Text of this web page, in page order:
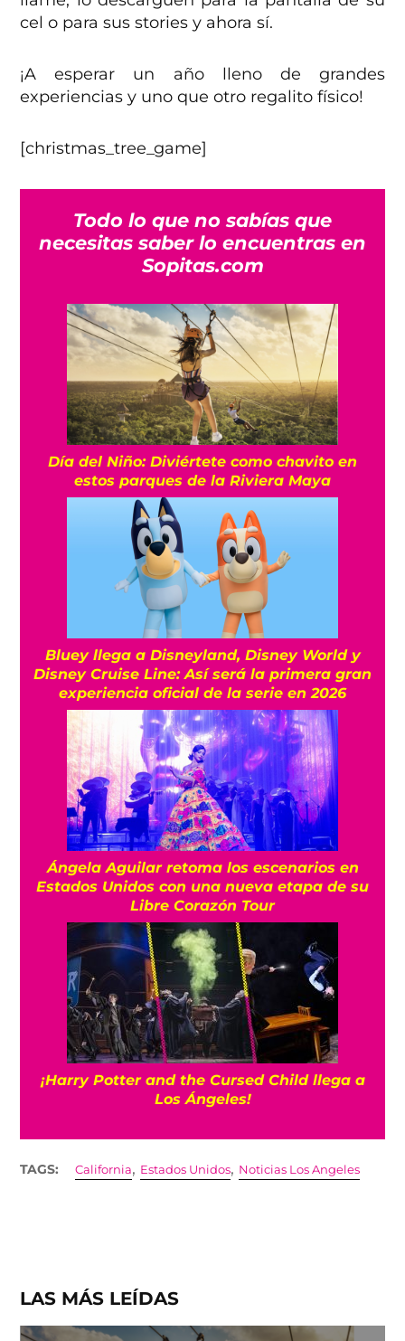
cel o para sus stories y ahora sí.
¡A esperar un año lleno de grandes
experiencias y uno que otro regalito físico!
[christmas_tree_game]
Todo lo que no sabías que
necesitas saber lo encuentras en
Sopitas.com
Día del Niño: Diviértete como chavito en
estos parques de la Riviera Maya
Bluey llega a Disneyland, Disney World y
Disney Cruise Line: Así será la primera gran
experiencia oficial de la serie en 2026
Ángela Aguilar retoma los escenarios en
Estados Unidos con una nueva etapa de su
Libre Corazón Tour
¡Harry Potter and the Cursed Child llega a
Los Ángeles!
TAGS: California, Estados Unidos, Noticias Los Angeles
LAS MÁS LEÍDAS